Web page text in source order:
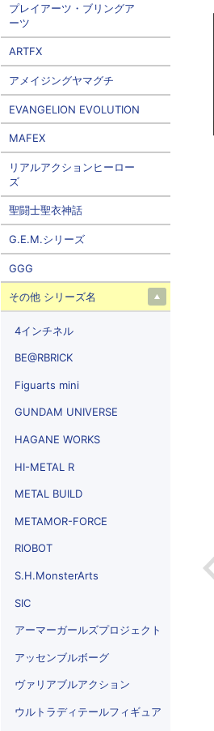
プレイアーツ・ブリングア
ーツ
ARTFX
アメイジングヤマグチ
EVANGELION EVOLUTION
MAFEX
リアルアクションヒーロー
ズ
聖闘士聖衣神話
G.E.M.シリーズ
GGG
その他 シリーズ名
4インチネル
BE@RBRICK
Figuarts mini
GUNDAM UNIVERSE
HAGANE WORKS
HI-METAL R
METAL BUILD
METAMOR-FORCE
RIOBOT
S.H.MonsterArts
SIC
アーマーガールズプロジェクト
アッセンブルボーグ
ヴァリアブルアクション
ウルトラディテールフィギュア